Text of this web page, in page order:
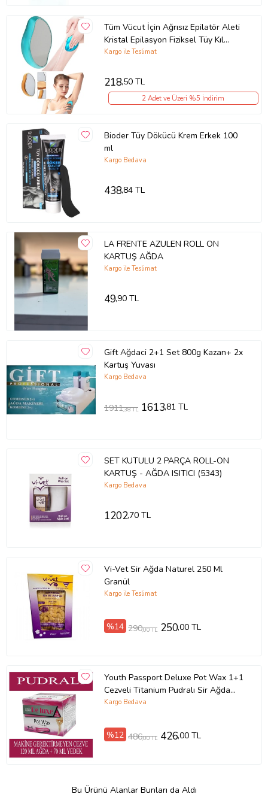
Tüm Vücut İçin Ağrısız Epilatör Aleti
Kristal Epilasyon Fiziksel Tüy Kıl
Alma
Kargo ile Teslimat
218,50 TL
2 Adet ve Üzeri %5 İndirim
Bioder Tüy Dökücü Krem Erkek 100
ml
Kargo Bedava
438,84 TL
LA FRENTE AZULEN ROLL ON
KARTUŞ AĞDA
Kargo ile Teslimat
49,90 TL
Gift Ağdaci 2+1 Set 800g Kazan+ 2x
Kartuş Yuvası
Kargo Bedava
1911,38 TL 1613,81 TL
SET KUTULU 2 PARÇA ROLL-ON
KARTUŞ - AĞDA ISITICI (5343)
Kargo Bedava
1202,70 TL
Vi-Vet Sir Ağda Naturel 250 Ml
Granül
Kargo ile Teslimat
%14 290,00 TL 250,00 TL
Youth Passport Deluxe Pot Wax 1+1
Cezveli Titanium Pudralı Sir Ağda
120 + 70 ml Yedekli
Kargo Bedava
%12 486,00 TL 426,00 TL
Bu Ürünü Alanlar Bunları da Aldı